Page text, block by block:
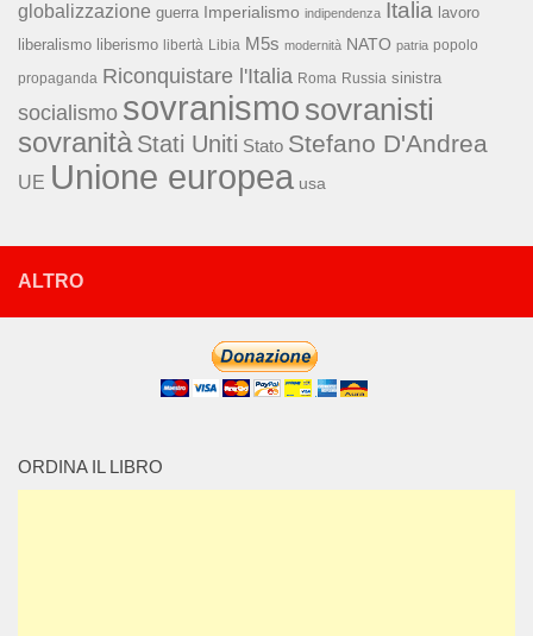
globalizzazione guerra Imperialismo indipendenza Italia lavoro
liberalismo liberismo libertà Libia M5s modernità NATO patria popolo
propaganda Riconquistare l'Italia Roma Russia sinistra
socialismo sovranismo sovranisti
sovranità Stati Uniti Stato Stefano D'Andrea
UE Unione europea usa
ALTRO
ORDINA IL LIBRO